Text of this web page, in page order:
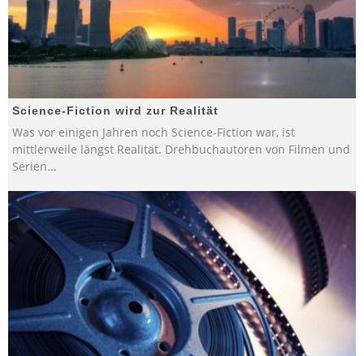
Science-Fiction wird zur Realität
Was vor einigen Jahren noch Science-Fiction war, ist
mittlerweile längst Realität. Drehbuchautoren von Filmen und
Serien...